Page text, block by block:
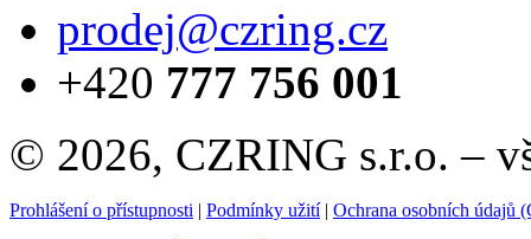
prodej@czring.cz
+420 777 756 001
© 2026, CZRING s.r.o. –
Prohlášení o přístupnosti | Podmínky užití| Ochrana osobních údajů